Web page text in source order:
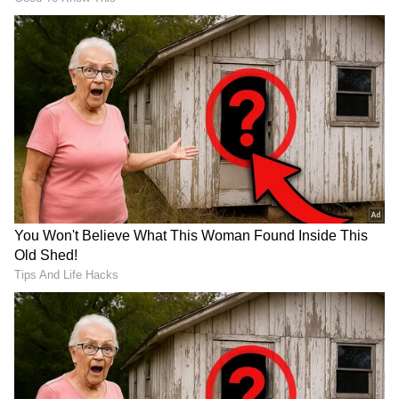
ರಾಯಚೂರು: ಬೆಳಗ್ಗೆ 11 ಕ್ಕೆ ನಡೆಯಬೇಕಿದ್ದ ಗ್ಯಾರಂಟಿ
ಸಮಾವೇಶ 1 ಗಂಟೆಯಾದ್ರೂ ಸಿಎಂ, ಡಿಸಿಎಂ ಸುಳಿವಿಲ್ಲ!
RECOMMENDED STORIES